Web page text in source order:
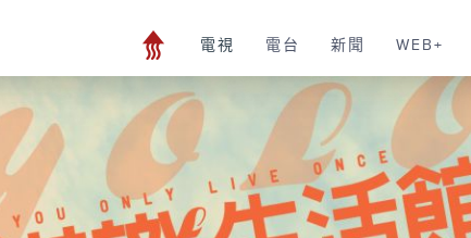
電視 電台 新聞 WEB+